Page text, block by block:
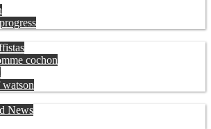
cochon
News